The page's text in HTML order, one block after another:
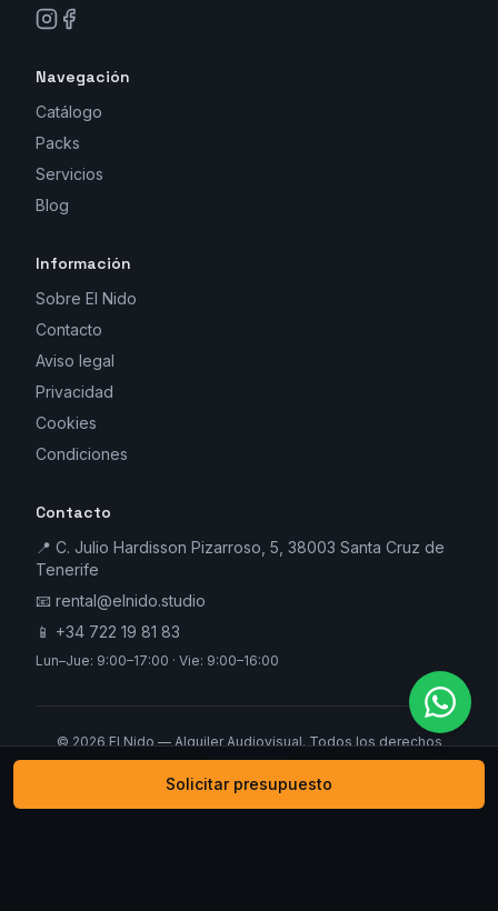
Navegación
Catálogo
Packs
Servicios
Blog
Información
Sobre El Nido
Contacto
Aviso legal
Privacidad
Cookies
Condiciones
Contacto
📍 C. Julio Hardisson Pizarroso, 5, 38003 Santa Cruz de
Tenerife
📧 rental@elnido.studio
📱 +34 722 19 81 83
Lun–Jue: 9:00–17:00 · Vie: 9:00–16:00
© 2026 El Nido — Alquiler Audiovisual. Todos los derechos
reservados.
Solicitar presupuesto